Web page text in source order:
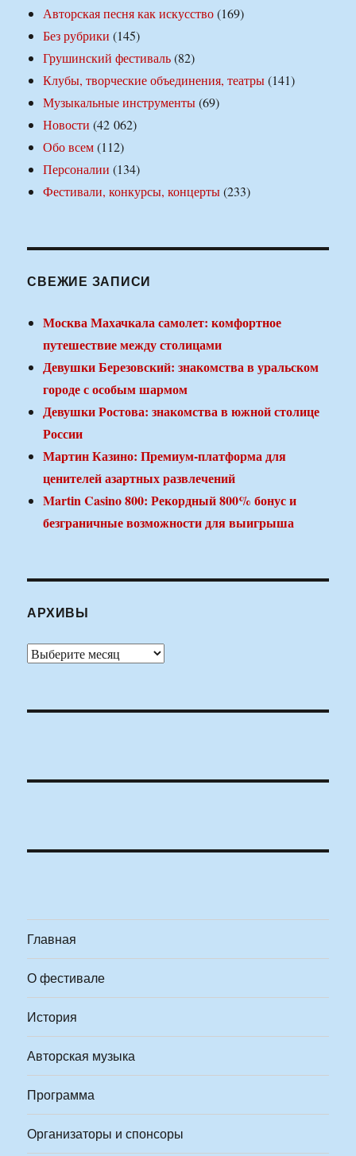
Авторская песня как искусство(169)
Без рубрики (145)
Грушинский фестиваль(82)
Клубы, творческие объединения, театры(141)
Музыкальные инструменты(69)
Новости (42 062)
Обо всем(112)
Персоналии (134)
Фестивали, конкурсы, концерты(233)
СВЕЖИЕ ЗАПИСИ
Москва Махачкала самолет: комфортное
путешествие между столицами
Девушки Березовский: знакомства в уральском
городе с особым шармом
Девушки Ростова: знакомства в южной столице
России
Мартин Казино: Премиум-платформа для
ценителей азартных развлечений
Martin Casino 800: Рекордный 800% бонус и
безграничные возможности для выигрыша
АРХИВЫ
Архивы
Главная
О фестивале
История
Авторская музыка
Программа
Организаторы и спонсоры